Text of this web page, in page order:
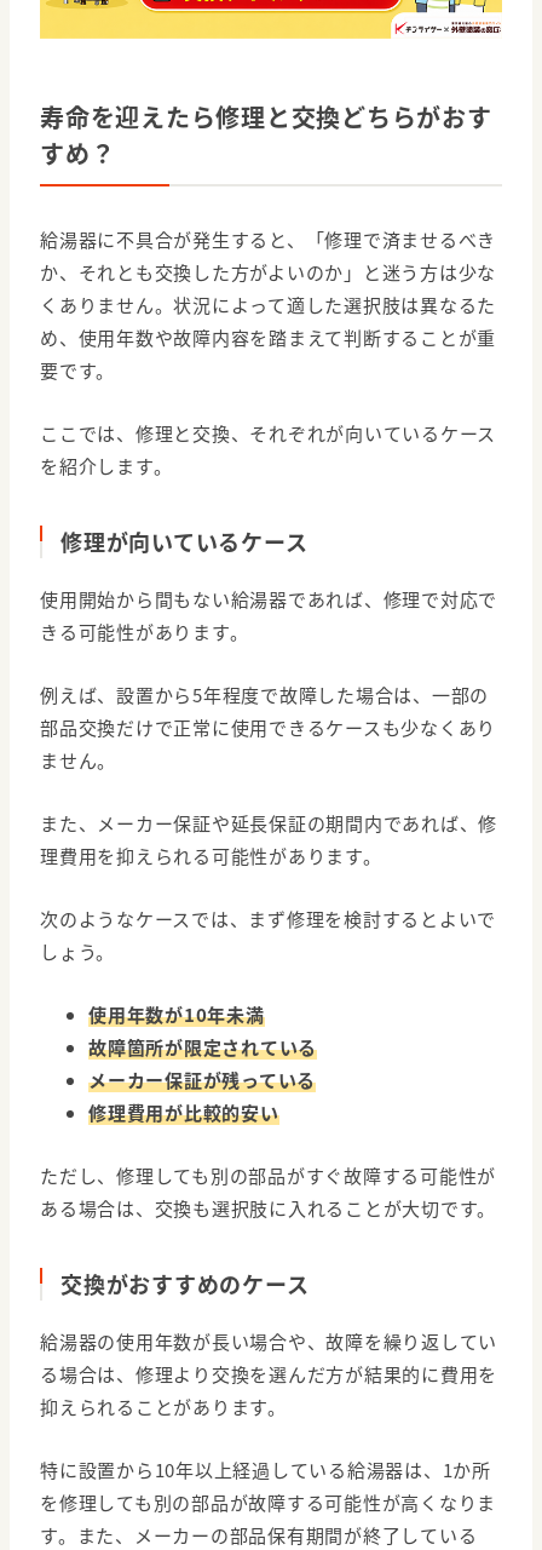
寿命を迎えたら修理と交換どちらがおす
すめ？
給湯器に不具合が発生すると、「修理で済ませるべき
か、それとも交換した方がよいのか」と迷う方は少な
くありません。状況によって適した選択肢は異なるた
め、使用年数や故障内容を踏まえて判断することが重
要です。
ここでは、修理と交換、それぞれが向いているケース
を紹介します。
修理が向いているケース
使用開始から間もない給湯器であれば、修理で対応で
きる可能性があります。
例えば、設置から5年程度で故障した場合は、一部の
部品交換だけで正常に使用できるケースも少なくあり
ません。
また、メーカー保証や延長保証の期間内であれば、修
理費用を抑えられる可能性があります。
次のようなケースでは、まず修理を検討するとよいで
しょう。
使用年数が10年未満
故障箇所が限定されている
メーカー保証が残っている
修理費用が比較的安い
ただし、修理しても別の部品がすぐ故障する可能性が
ある場合は、交換も選択肢に入れることが大切です。
交換がおすすめのケース
給湯器の使用年数が長い場合や、故障を繰り返してい
る場合は、修理より交換を選んだ方が結果的に費用を
抑えられることがあります。
特に設置から10年以上経過している給湯器は、1か所
を修理しても別の部品が故障する可能性が高くなりま
す。また、メーカーの部品保有期間が終了している